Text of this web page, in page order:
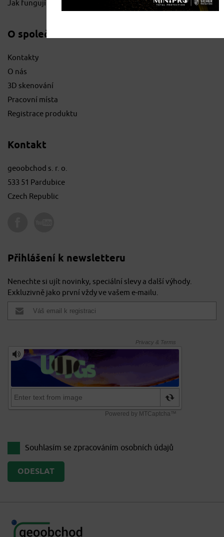
Jak fungují geoskládky
O společnosti
Kontakty
O nás
3D skenování
Pracovní místa
Registrace produktu
Kontakt
geoobchod s. r. o.
533 51 Pardubice
Czech Republic
Přihlášení k newsletteru
Nenechte si ujít novinky, speciální slevy a další výhody.
Exkluzivně jako první vždy ve vašem e-mailu.
Souhlasím se zpracováním osobních údajů